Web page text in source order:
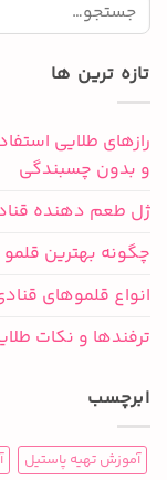
تازه ترین ها
رازهای طلایی
و بدون چسبندگی
ژل طعم دهنده
چگونه بهترین قلمو
انواع قلموهای
ترفندها و نکات
ابرچسب
آموزش تهیه پاستیل